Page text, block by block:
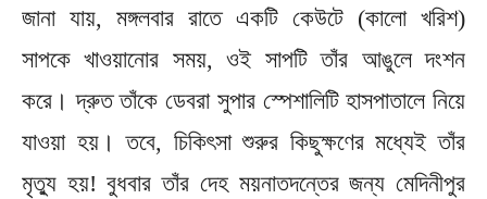
জানা যায়, মঙ্গলবার রাতে একটি কেউটে (কালো খরিশ)
সাপকে খাওয়ানোর সময়, ওই সাপটি তাঁর আঙুলে দংশন
করে। দ্রুত তাঁকে ডেবরা সুপার স্পেশালিটি হাসপাতালে নিয়ে
যাওয়া হয়। তবে, চিকিৎসা শুরুর কিছুক্ষণের মধ্যেই তাঁর
মৃত্যু হয়! বুধবার তাঁর দেহ ময়নাতদন্তের জন্য মেদিনীপুর